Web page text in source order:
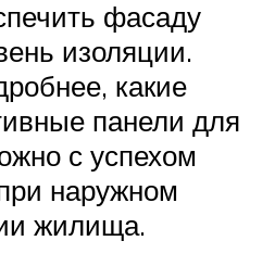
фасаду
изоляции.
какие
панели для
с успехом
наружном
жилища.